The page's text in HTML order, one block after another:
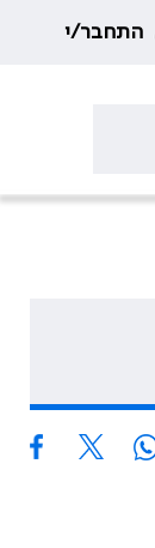
התחבר/י